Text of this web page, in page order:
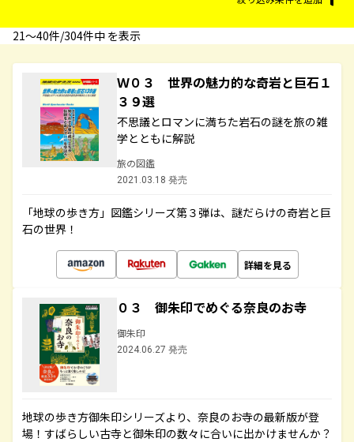
21〜40件/304件中 を表示
Ｗ０３ 世界の魅力的な奇岩と巨石１
３９選
不思議とロマンに満ちた岩石の謎を旅の雑
学とともに解説
旅の図鑑
2021.03.18 発売
「地球の歩き方」図鑑シリーズ第３弾は、謎だらけの奇岩と巨
石の世界！
詳細を見る
０３ 御朱印でめぐる奈良のお寺
御朱印
2024.06.27 発売
地球の歩き方御朱印シリーズより、奈良のお寺の最新版が登
場！すばらしい古寺と御朱印の数々に合いに出かけませんか？